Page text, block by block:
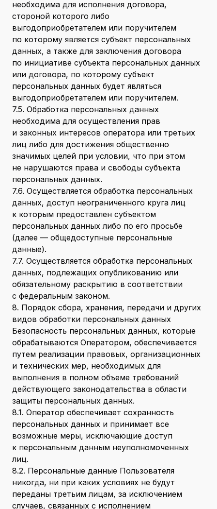
необходима для исполнения договора,
стороной которого либо
выгодоприобретателем или поручителем
по которому является субъект персональных
данных, а также для заключения договора
по инициативе субъекта персональных данных
или договора, по которому субъект
персональных данных будет являться
выгодоприобретателем или поручителем.
7.5. Обработка персональных данных
необходима для осуществления прав
и законных интересов оператора или третьих
лиц либо для достижения общественно
значимых целей при условии, что при этом
не нарушаются права и свободы субъекта
персональных данных.
7.6. Осуществляется обработка персональных
данных, доступ неограниченного круга лиц
к которым предоставлен субъектом
персональных данных либо по его просьбе
(далее — общедоступные персональные
данные).
7.7. Осуществляется обработка персональных
данных, подлежащих опубликованию или
обязательному раскрытию в соответствии
с федеральным законом.
8. Порядок сбора, хранения, передачи и других
видов обработки персональных данных
Безопасность персональных данных, которые
обрабатываются Оператором, обеспечивается
путем реализации правовых, организационных
и технических мер, необходимых для
выполнения в полном объеме требований
действующего законодательства в области
защиты персональных данных.
8.1. Оператор обеспечивает сохранность
персональных данных и принимает все
возможные меры, исключающие доступ
к персональным данным неуполномоченных
лиц.
8.2. Персональные данные Пользователя
никогда, ни при каких условиях не будут
переданы третьим лицам, за исключением
случаев, связанных с исполнением